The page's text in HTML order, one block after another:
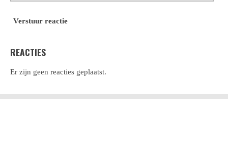
Verstuur reactie
REACTIES
Er zijn geen reacties geplaatst.